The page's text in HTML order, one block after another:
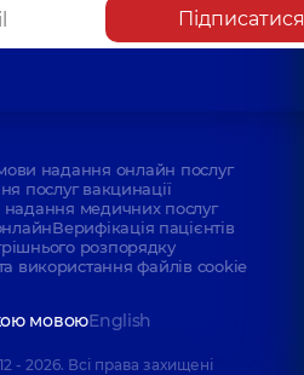
Підписатися
надання онлайн послуг
послуг вакцинації
надання медичних послуг
Верифікація пацієнтів
розпорядку
використання файлів cookie
мовоюEnglish
- 2026. Всі права захищені